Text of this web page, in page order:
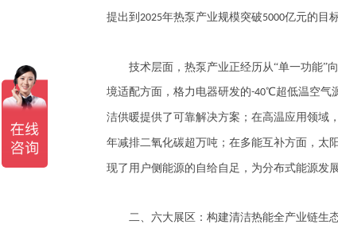
提出到2025年热泵产业规模突破5000亿元的目
技术层面，热泵产业正经历从“单一功能”
境适配方面，格力电器研发的-40℃超低温空气
洁供暖提供了可靠解决方案；在高温应用领域
年减排二氧化碳超万吨；在多能互补方面，太
现了用户侧能源的自给自足，为分布式能源发
二、六大展区：构建清洁热能全产业链生